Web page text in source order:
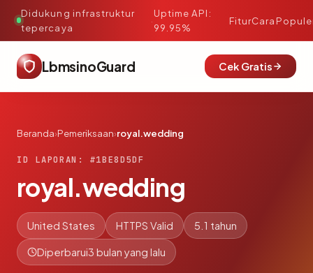
Didukung infrastruktur
tepercaya
·
Uptime API:
99.95%
FiturCara
LbmsinoGuard Cek Gratis
Beranda›Pemeriksaan›royal.wedding
ID LAPORAN: #1BE8D5DF
royal.wedding
United States HTTPS Valid 5.1 tahun
Diperbarui3 bulan yang lalu